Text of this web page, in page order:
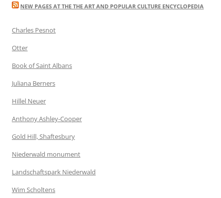
NEW PAGES AT THE THE ART AND POPULAR CULTURE ENCYCLOPEDIA
Charles Pesnot
Otter
Book of Saint Albans
Juliana Berners
Hillel Neuer
Anthony Ashley-Cooper
Gold Hill, Shaftesbury
Niederwald monument
Landschaftspark Niederwald
Wim Scholtens